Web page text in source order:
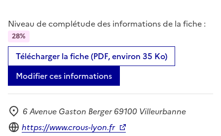
Niveau de complétude des informations de la fiche :
28%
Télécharger la fiche (PDF, environ 35 Ko)
Modifier ces informations
Adresse
6 Avenue Gaston Berger 69100 Villeurbanne
Site internet
https://www.crous-lyon.fr